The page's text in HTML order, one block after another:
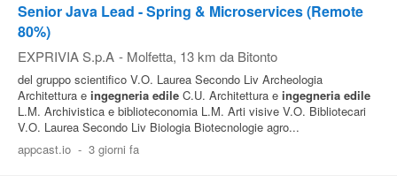
Pubblica
Offerte
Area
Aziende
Senior Java Lead - Spring & Microservices (Remote
80%)
EXPRIVIA S.p.A - Molfetta, 13 km da Bitonto
del gruppo scientifico V.O. Laurea Secondo Liv Archeologia
Architettura e ingegneria edile C.U. Architettura e ingegneria edile
L.M. Archivistica e biblioteconomia L.M. Arti visive V.O. Bibliotecari
V.O. Laurea Secondo Liv Biologia Biotecnologie agro...
appcast.io - 3 giorni fa